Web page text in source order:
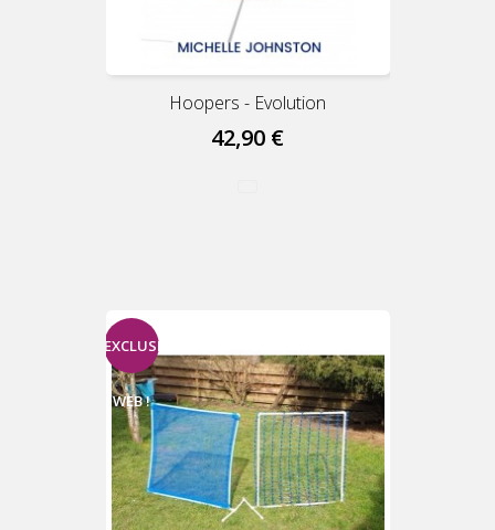
Hoopers - Evolution
42,90 €
EXCLUSIVITÉ
WEB !